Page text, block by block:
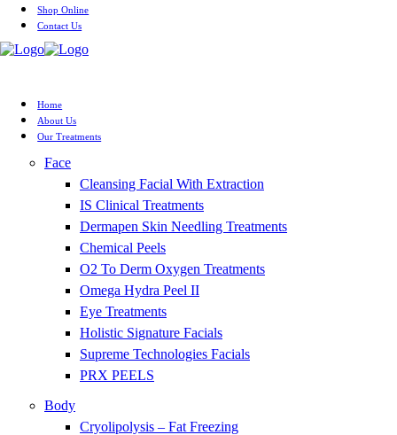
Shop Online
Contact Us
Home
About Us
Our Treatments
Face
Cleansing Facial With Extraction
IS Clinical Treatments
Dermapen Skin Needling Treatments
Chemical Peels
O2 To Derm Oxygen Treatments
Omega Hydra Peel II
Eye Treatments
Holistic Signature Facials
Supreme Technologies Facials
PRX PEELS
Body
Cryolipolysis – Fat Freezing